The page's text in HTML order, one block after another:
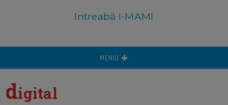
Intreabă I-MAMI
MENIU
digital